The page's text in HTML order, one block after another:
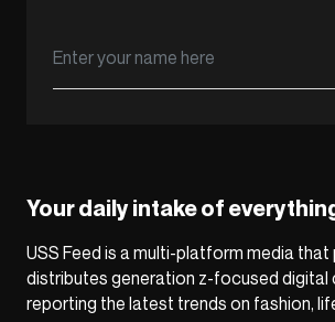
Your daily intake of
USS Feed is a multi-platform media
distributes generation z-focused digital
reporting the latest trends on fashion,